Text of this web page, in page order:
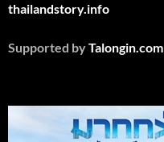
thailandstory.info
Supported byTalongin.com